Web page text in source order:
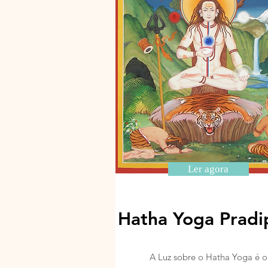
Ler agora
Hatha Yoga
A Luz sobre o Hatha Yoga é o